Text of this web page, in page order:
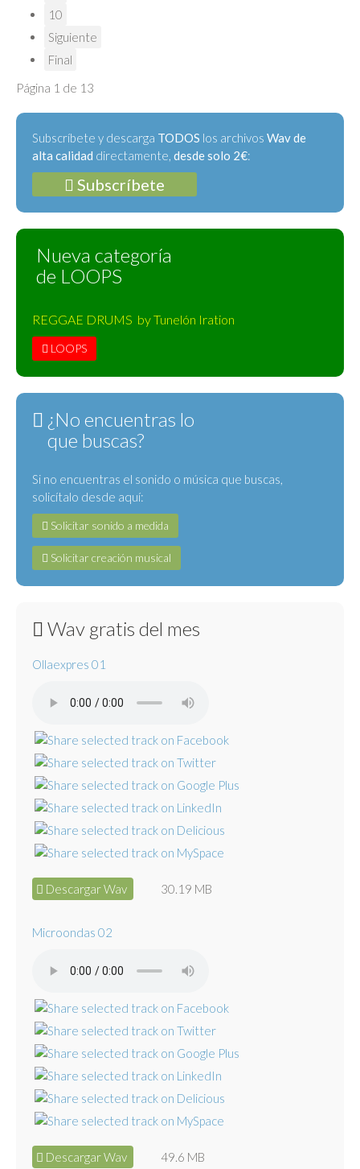
10
Siguiente
Final
Página 1 de 13
Subscríbete y descarga TODOS los archivos Wav de
alta calidad directamente, desde solo 2€:
Subscríbete
Nueva categoría
de LOOPS
REGGAE DRUMS by Tunelón Iration
LOOPS
¿No encuentras lo
que buscas?
Si no encuentras el sonido o música que buscas,
solicítalo desde aquí:
Solicitar sonido a medida
Solicitar creación musical
Wav gratis del mes
Ollaexpres 01
Descargar Wav 30.19 MB
Microondas 02
Descargar Wav 49.6 MB